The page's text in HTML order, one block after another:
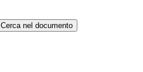
Cerca nel documento